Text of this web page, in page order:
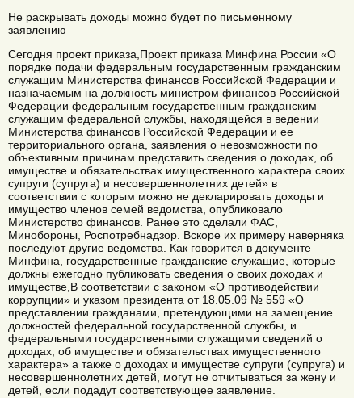
Не раскрывать доходы можно будет по письменному
заявлению
Сегодня проект приказа,Проект приказа Минфина России «О
порядке подачи федеральным государственным гражданским
служащим Министерства финансов Российской Федерации и
назначаемым на должность министром финансов Российской
Федерации федеральным государственным гражданским
служащим федеральной службы, находящейся в ведении
Министерства финансов Российской Федерации и ее
территориального органа, заявления о невозможности по
объективным причинам представить сведения о доходах, об
имуществе и обязательствах имущественного характера своих
супруги (супруга) и несовершеннолетних детей» в
соответствии с которым можно не декларировать доходы и
имущество членов семей ведомства, опубликовало
Министерство финансов. Ранее это сделали ФАС,
Минобороны, Роспотребнадзор. Вскоре их примеру наверняка
последуют другие ведомства. Как говорится в документе
Минфина, государственные гражданские служащие, которые
должны ежегодно публиковать сведения о своих доходах и
имуществе,В соответствии с законом «О противодействии
коррупции» и указом президента от 18.05.09 № 559 «О
представлении гражданами, претендующими на замещение
должностей федеральной государственной службы, и
федеральными государственными служащими сведений о
доходах, об имуществе и обязательствах имущественного
характера» а также о доходах и имуществе супруги (супруга) и
несовершеннолетних детей, могут не отчитываться за жену и
детей, если подадут соответствующее заявление.